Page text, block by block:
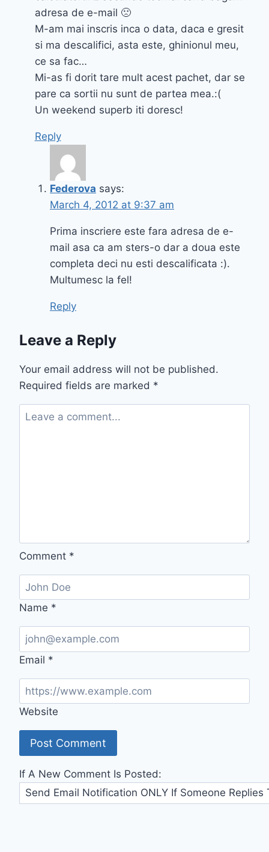
adresa de e-mail 🙁
M-am mai inscris inca o data, daca e gresit
si ma descalifici, asta este, ghinionul meu,
ce sa fac…
Mi-as fi dorit tare mult acest pachet, dar se
pare ca sortii nu sunt de partea mea.:(
Un weekend superb iti doresc!
Reply
Federova says:
March 4, 2012 at 9:37 am
Prima inscriere este fara adresa de e-
mail asa ca am sters-o dar a doua este
completa deci nu esti descalificata :).
Multumesc la fel!
Reply
Leave a Reply
Your email address will not be published.
Required fields are marked *
Comment *
Name *
Email *
Website
If A New Comment Is Posted: